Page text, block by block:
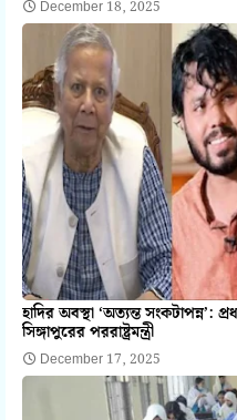
December 18, 2025
হাদির অবস্থা ‘অত্যন্ত সংকটাপন্ন’:
সিঙ্গাপুরের পররাষ্ট্রমন্ত্রী
December 17, 2025